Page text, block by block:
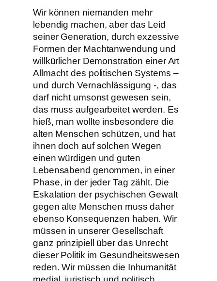
Wir können niemanden mehr
lebendig machen, aber das Leid
seiner Generation, durch exzessive
Formen der Machtanwendung und
willkürlicher Demonstration einer Art
Allmacht des politischen Systems –
und durch Vernachlässigung -, das
darf nicht umsonst gewesen sein,
das muss aufgearbeitet werden. Es
hieß, man wollte insbesondere die
alten Menschen schützen, und hat
ihnen doch auf solchen Wegen
einen würdigen und guten
Lebensabend genommen, in einer
Phase, in der jeder Tag zählt. Die
Eskalation der psychischen Gewalt
gegen alte Menschen muss daher
ebenso Konsequenzen haben. Wir
müssen in unserer Gesellschaft
ganz prinzipiell über das Unrecht
dieser Politik im Gesundheitswesen
reden. Wir müssen die Inhumanität